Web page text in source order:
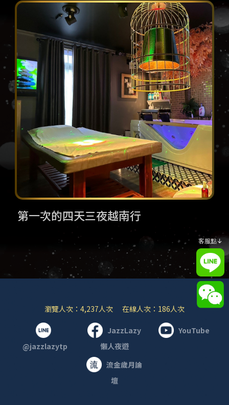
第一次的四天三夜越南行
客服點↓
瀏覽人次：4,237人次 在線人次：186人次
@jazzlazytp
JazzLazy
懶人夜遊
YouTube
流金歲月論
壇